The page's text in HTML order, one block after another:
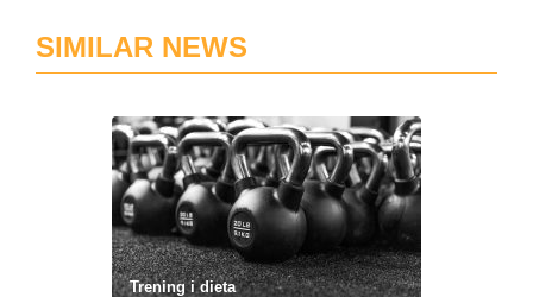
SIMILAR NEWS
Trening i dieta